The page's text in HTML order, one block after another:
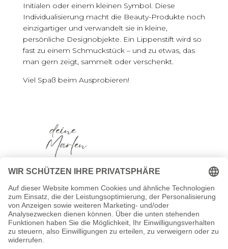
Initialen oder einem kleinen Symbol. Diese
Individualisierung macht die Beauty-Produkte noch
einzigartiger und verwandelt sie in kleine,
persönliche Designobjekte. Ein Lippenstift wird so
fast zu einem Schmuckstück – und zu etwas, das
man gern zeigt, sammelt oder verschenkt.
Viel Spaß beim Ausprobieren!
FAQzu Louis Vuitton
Beauty
Was ist La Beauté Louis Vuitton?
La Beauté Louis Vuitton ist die erste offizielle